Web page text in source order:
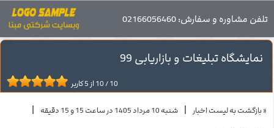
اخبار تقویم نمایشگاه ها نمایشگاه تبلیغات و بازاریابی 99
نمایشگاه تبلیغات و بازاریابی 99
10/10 از 5کاربر
« بازگشت به لیست اخبار | شنبه 10 مرداد 1405 در ساعت 15 و 15 دقیقه |
تلفن مشاوره و سفارش: 02166056460